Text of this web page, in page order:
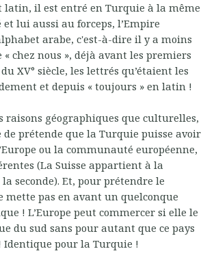
latin, il est entré en Turquie à la même
lui aussi au forceps, l’Empire
arabe, c'est-à-dire il y a moins
« chez nous », déjà avant les premiers
XV° siècle, les lettrés qu’étaient les
et depuis « toujours » en latin !
raisons géographiques que culturelles,
prétende que la Turquie puisse avoir
ou la communauté européenne,
(La Suisse appartient à la
seconde). Et, pour prétendre le
mette pas en avant un quelconque
! L’Europe peut commercer si elle le
du sud sans pour autant que ce pays
Identique pour la Turquie !